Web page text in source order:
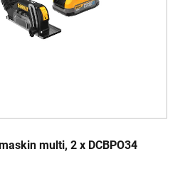
multi, 2 x DCBPO34